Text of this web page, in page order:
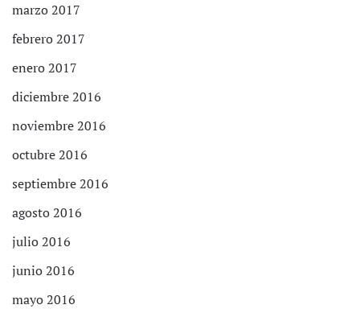
marzo 2017
febrero 2017
enero 2017
diciembre 2016
noviembre 2016
octubre 2016
septiembre 2016
agosto 2016
julio 2016
junio 2016
mayo 2016